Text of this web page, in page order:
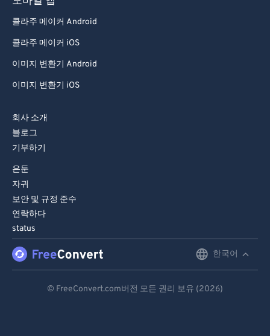
콜라주 메이커 Android
콜라주 메이커 iOS
이미지 변환기 Android
이미지 변환기 iOS
회사 소개
블로그
기부하기
은둔
자귀
보안 및 규정 준수
연락하다
status
한국어
© FreeConvert.com버전 모든 권리 보유 (2026)